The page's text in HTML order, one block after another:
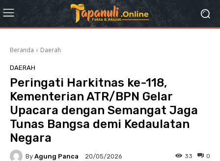
Beranda Daerah
DAERAH
Peringati Harkitnas ke-118,
Kementerian ATR/BPN Gelar
Upacara dengan Semangat Jaga
Tunas Bangsa demi Kedaulatan
Negara
By Agung Panca 20/05/2026 0
33